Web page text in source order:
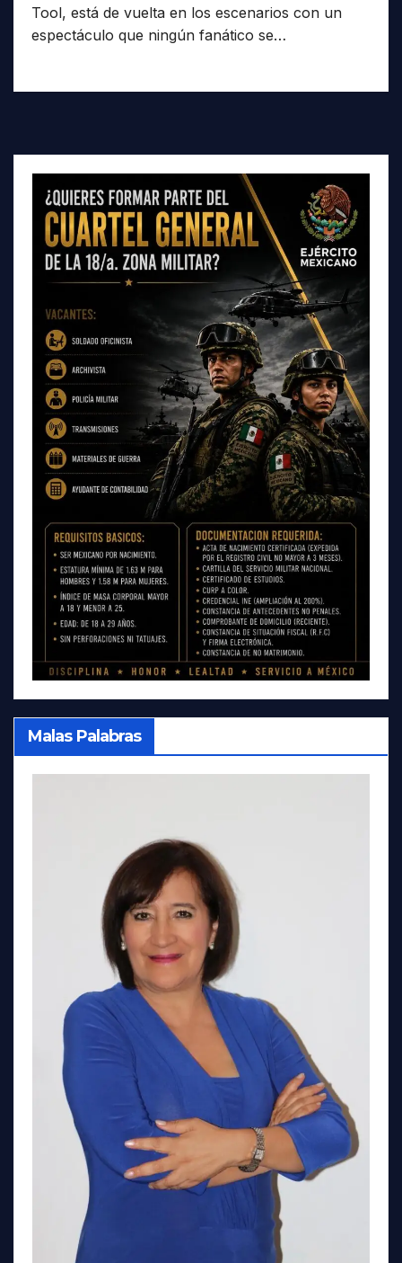
Tool, está de vuelta en los escenarios con un
espectáculo que ningún fanático se…
Malas Palabras